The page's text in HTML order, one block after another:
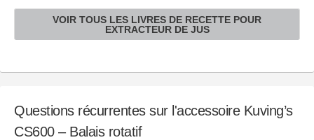
VOIR TOUS LES LIVRES DE RECETTE POUR
EXTRACTEUR DE JUS
Questions récurrentes sur l'accessoire Kuving’s
CS600 – Balais rotatif